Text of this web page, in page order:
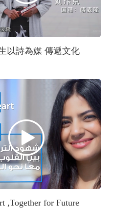
以詩為媒 傳遞文化
,Together for Future